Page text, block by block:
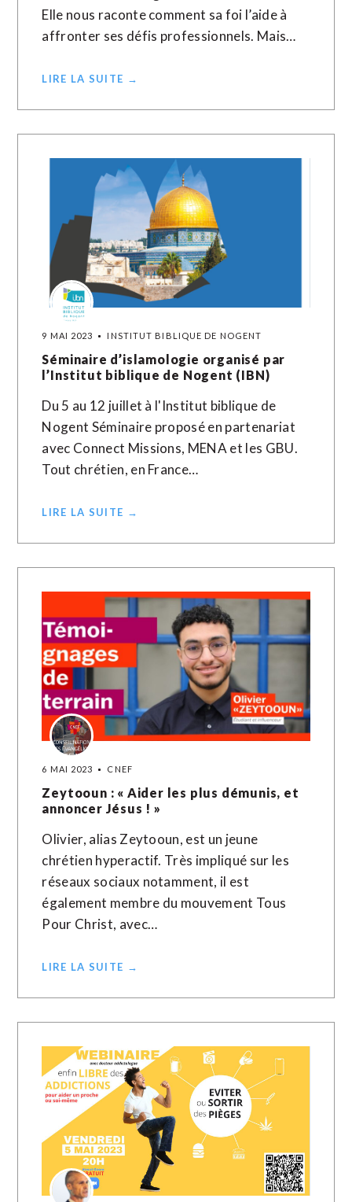
Elle nous raconte comment sa foi l’aide à
affronter ses défis professionnels. Mais…
LIRE LA SUITE →
9 MAI 2023 INSTITUT BIBLIQUE DE NOGENT
Séminaire d’islamologie organisé par
l’Institut biblique de Nogent (IBN)
Du 5 au 12 juillet à l'Institut biblique de
Nogent Séminaire proposé en partenariat
avec Connect Missions, MENA et les GBU.
Tout chrétien, en France…
LIRE LA SUITE →
6 MAI 2023 CNEF
Zeytooun : « Aider les plus démunis, et
annoncer Jésus ! »
Olivier, alias Zeytooun, est un jeune
chrétien hyperactif. Très impliqué sur les
réseaux sociaux notamment, il est
également membre du mouvement Tous
Pour Christ, avec…
LIRE LA SUITE →